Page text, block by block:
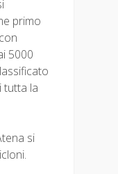
primo
5000
tutta la
si